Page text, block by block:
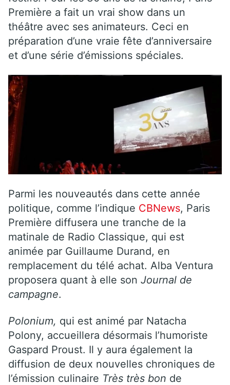
Première a fait un vrai show dans un
théâtre avec ses animateurs. Ceci en
préparation d’une vraie fête d’anniversaire
et d’une série d’émissions spéciales.
Parmi les nouveautés dans cette année
politique, comme l’indique CBNews, Paris
Première diffusera une tranche de la
matinale de Radio Classique, qui est
animée par Guillaume Durand, en
remplacement du télé achat. Alba Ventura
proposera quant à elle son Journal de
campagne.
Polonium, qui est animé par Natacha
Polony, accueillera désormais l’humoriste
Gaspard Proust. Il y aura également la
diffusion de deux nouvelles chroniques de
l’émission culinaire Très très bon de